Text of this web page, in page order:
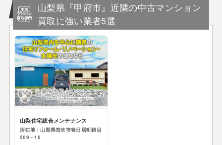
山梨県『甲府市』近隣の中古マンション
買取に強い業者5選
山梨住宅総合メンテナンス
所在地：山梨県笛吹市春日居町鎮目
509－10